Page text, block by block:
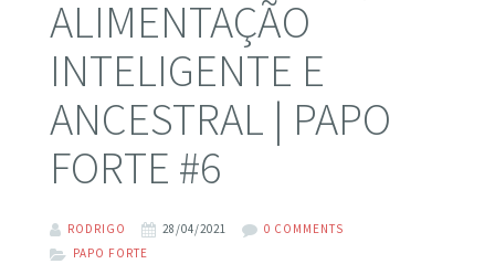
ALIMENTAÇÃO
INTELIGENTE E
ANCESTRAL | PAPO
FORTE #6
RODRIGO 28/04/2021
0 COMMENTS
PAPO FORTE